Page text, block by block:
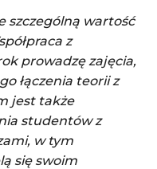
szczególną wartość
z
prowadzę zajęcia,
łączenia teorii z
jest także
studentów z
w tym
się swoim